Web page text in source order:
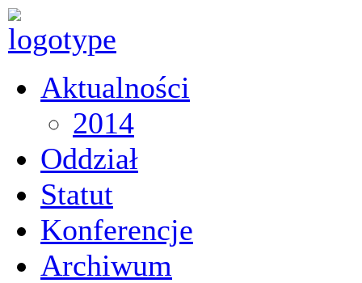
Aktualności
2014
Oddział
Statut
Konferencje
Archiwum